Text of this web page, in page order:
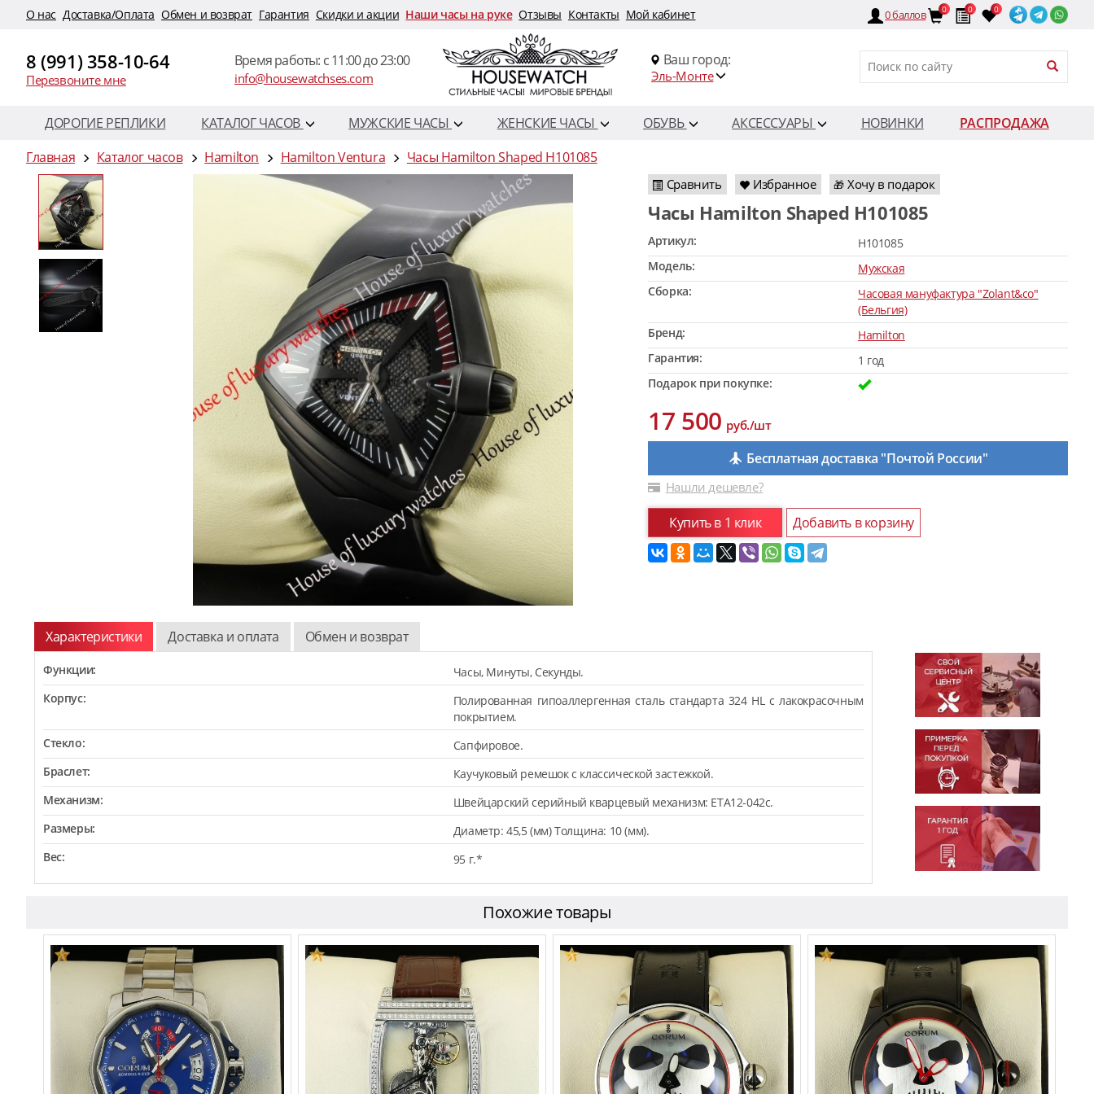
O нас Доставка/Оплата Обмен и возврат Гарантия Скидки и акции Наши часы на руке Отзывы Контакты Мой кабинет 0баллов 0 0 0
8 (991) 358-10-64
Перезвоните мне
Время работы: c 11:00 до 23:00
info@housewatchses.com
Ваш город:
Эль-Монте
ДОРОГИЕ РЕПЛИКИ КАТАЛОГ ЧАСОВ МУЖСКИЕ ЧАСЫ ЖЕНСКИЕ ЧАСЫ ОБУВЬ АКСЕССУАРЫ НОВИНКИ
РАСПРОДАЖА
Главная
Каталог часов Hamilton Hamilton Ventura Часы Hamilton Shaped H101085
Сравнить Избранное 🎁 Хочу в подарок
Часы Hamilton Shaped H101085
Артикул:
H101085
Модель:
Мужская
Сборка:
Часовая мануфактура "Zolant&co"
(Бельгия)
Бренд:
Hamilton
Гарантия:
1 год
Подарок при покупке:
17 500руб./шт
Бесплатная доставка "Почтой России"
Нашли дешевле?
Купить в 1 клик Добавить в корзину
Характеристики Доставка и оплата Обмен и возврат
Функции:
Часы, Минуты, Секунды.
Корпус:
Полированная гипоаллергенная сталь стандарта 324 HL с лакокрасочным
покрытием.
Стекло:
Сапфировое.
Браслет:
Каучуковый ремешок с классической застежкой.
Механизм:
Швейцарский серийный кварцевый механизм: ETA12-042c.
Размеры:
Диаметр: 45,5 (мм) Толщина: 10 (мм).
Вес:
95 г.*
Похожие товары